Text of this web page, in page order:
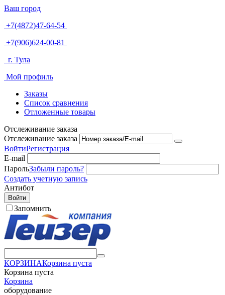
Ваш город
+7(4872)47-64-54
+7(906)624-00-81
г. Тула
Мой профиль
Заказы
Список сравнения
Отложенные товары
Отслеживание заказа
Отслеживание заказа
ВойтиРегистрация
E-mail
ПарольЗабыли пароль?
Создать учетную запись
Антибот
Войти
Запомнить
КОРЗИНАКорзина пуста
Корзина пуста
Корзина
оборудование